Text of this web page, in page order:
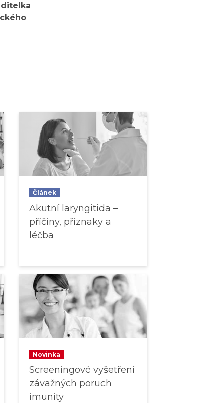
Článek
Akutní laryngitida –
příčiny, příznaky a
léčba
Novinka
Screeningové vyšetření
závažných poruch
imunity